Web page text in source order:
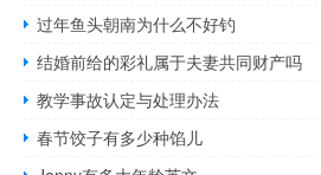
过年鱼头朝南为什么不好钓
结婚前给的彩礼属于夫妻共同财产吗
教学事故认定与处理办法
春节饺子有多少种馅儿